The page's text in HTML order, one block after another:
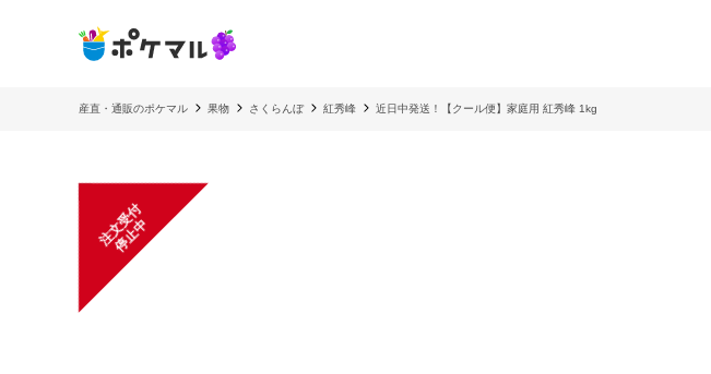
産直・通販のポケマル 果物 さくらんぼ 紅秀峰 近日中発送！【クール便】家庭用 紅秀峰 1kg
注
文
受
付
停
止
中